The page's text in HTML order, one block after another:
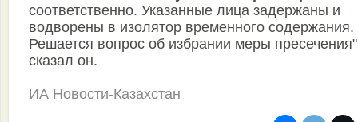
соответственно. Указанные лица задержаны и
водворены в изолятор временного содержания.
Решается вопрос об избрании меры
сказал он.
ИА Новости-Казахстан